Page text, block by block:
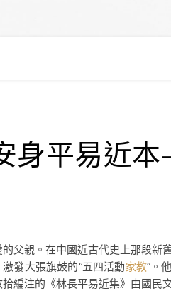
身平易近本
父親。在中國近古代史上那段新
發大張旗鼓的“五四活動家教”。
編注的《林長平易近集》由國民